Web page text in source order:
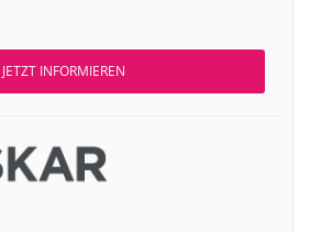
JETZT INFORMIEREN